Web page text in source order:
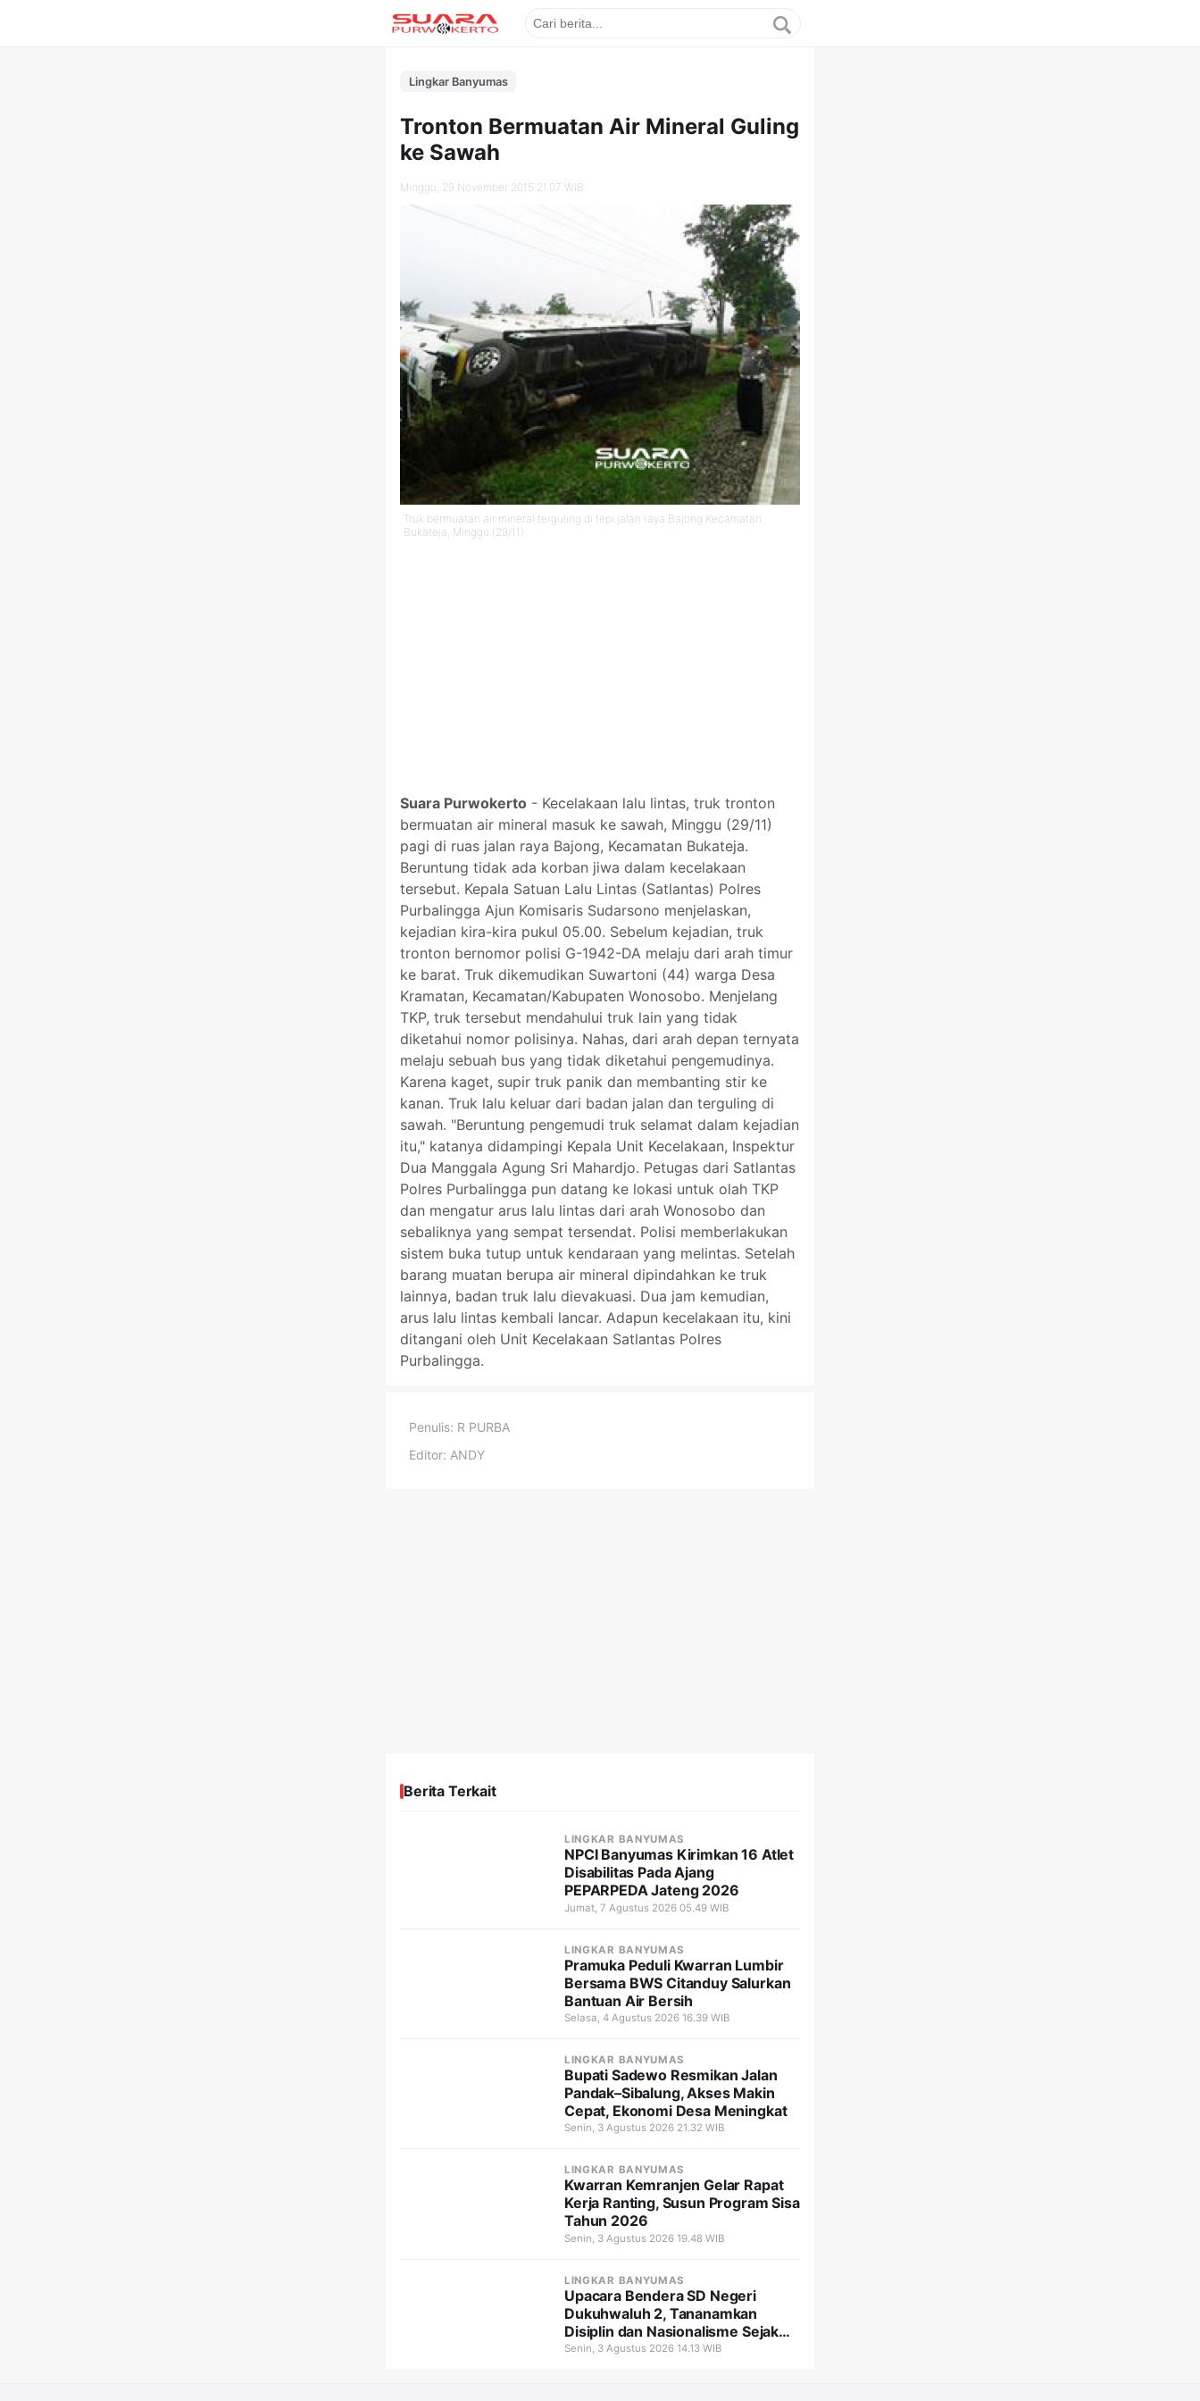
Lingkar Banyumas
Tronton Bermuatan Air Mineral Guling
ke Sawah
Minggu, 29 November 2015 21.07 WIB
Truk bermuatan air mineral terguling di tepi jalan raya Bajong Kecamatan
Bukateja, Minggu (29/11).
Suara Purwokerto - Kecelakaan lalu lintas, truk tronton
bermuatan air mineral masuk ke sawah, Minggu (29/11)
pagi di ruas jalan raya Bajong, Kecamatan Bukateja.
Beruntung tidak ada korban jiwa dalam kecelakaan
tersebut. Kepala Satuan Lalu Lintas (Satlantas) Polres
Purbalingga Ajun Komisaris Sudarsono menjelaskan,
kejadian kira-kira pukul 05.00. Sebelum kejadian, truk
tronton bernomor polisi G-1942-DA melaju dari arah timur
ke barat. Truk dikemudikan Suwartoni (44) warga Desa
Kramatan, Kecamatan/Kabupaten Wonosobo. Menjelang
TKP, truk tersebut mendahului truk lain yang tidak
diketahui nomor polisinya. Nahas, dari arah depan ternyata
melaju sebuah bus yang tidak diketahui pengemudinya.
Karena kaget, supir truk panik dan membanting stir ke
kanan. Truk lalu keluar dari badan jalan dan terguling di
sawah. "Beruntung pengemudi truk selamat dalam kejadian
itu," katanya didampingi Kepala Unit Kecelakaan, Inspektur
Dua Manggala Agung Sri Mahardjo. Petugas dari Satlantas
Polres Purbalingga pun datang ke lokasi untuk olah TKP
dan mengatur arus lalu lintas dari arah Wonosobo dan
sebaliknya yang sempat tersendat. Polisi memberlakukan
sistem buka tutup untuk kendaraan yang melintas. Setelah
barang muatan berupa air mineral dipindahkan ke truk
lainnya, badan truk lalu dievakuasi. Dua jam kemudian,
arus lalu lintas kembali lancar. Adapun kecelakaan itu, kini
ditangani oleh Unit Kecelakaan Satlantas Polres
Purbalingga.
Penulis: R PURBA
Editor: ANDY
Berita Terkait
LINGKAR BANYUMAS
NPCI Banyumas Kirimkan 16 Atlet
Disabilitas Pada Ajang
PEPARPEDA Jateng 2026
Jumat, 7 Agustus 2026 05.49 WIB
LINGKAR BANYUMAS
Pramuka Peduli Kwarran Lumbir
Bersama BWS Citanduy Salurkan
Bantuan Air Bersih
Selasa, 4 Agustus 2026 16.39 WIB
LINGKAR BANYUMAS
Bupati Sadewo Resmikan Jalan
Pandak–Sibalung, Akses Makin
Cepat, Ekonomi Desa Meningkat
Senin, 3 Agustus 2026 21.32 WIB
LINGKAR BANYUMAS
Kwarran Kemranjen Gelar Rapat
Kerja Ranting, Susun Program Sisa
Tahun 2026
Senin, 3 Agustus 2026 19.48 WIB
LINGKAR BANYUMAS
Upacara Bendera SD Negeri
Dukuhwaluh 2, Tananamkan
Disiplin dan Nasionalisme Sejak
Dini
Senin, 3 Agustus 2026 14.13 WIB